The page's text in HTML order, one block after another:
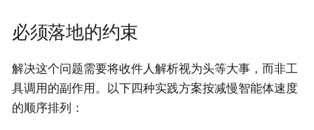
必须落地的约束
解决这个问题需要将收件人解析视为头等大事，而非工
具调用的副作用。以下四种实践方案按减慢智能体速度
的顺序排列：